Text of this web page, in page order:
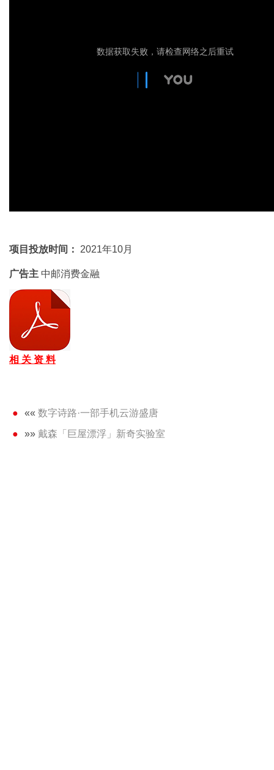
项目投放时间： 2021年10月
广告主 中邮消费金融
相 关 资 料
«« 数字诗路·一部手机云游盛唐
»» 戴森「巨屋漂浮」新奇实验室